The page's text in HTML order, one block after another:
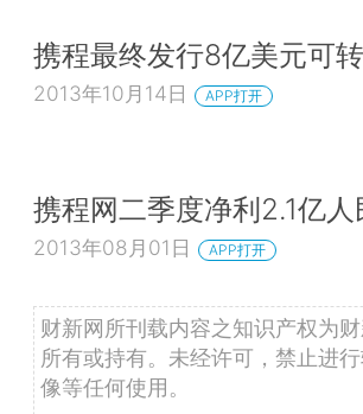
携程最终发行8亿美元可
2013年10月14日 APP打开
携程网二季度净利2.1亿
2013年08月01日 APP打开
财新网所刊载内容之知识产权为
所有或持有。未经许可，禁止进
像等任何使用。